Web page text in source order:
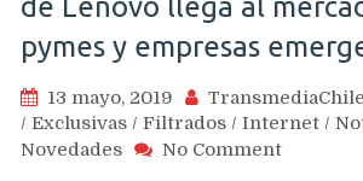
pymes y empresas
13 mayo, 2019 TransmediaChile
/ Exclusivas / Filtrados / Internet /
Novedades
No Commenton